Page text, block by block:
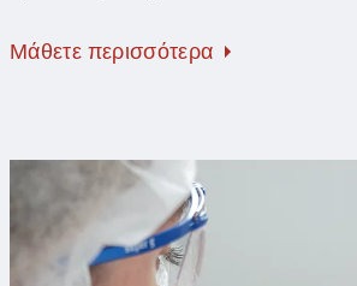
Μάθετε περισσότερα